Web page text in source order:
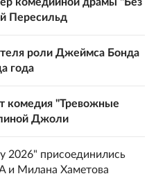
Пересильд
роли Джеймса Бонда
года
комедия "Тревожные
Джоли
2026" присоединились
и Милана Хаметова